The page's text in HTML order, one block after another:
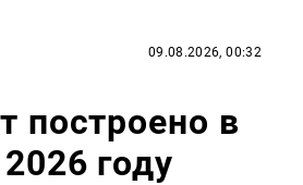
09.08.2026, 00:32
построено в
году